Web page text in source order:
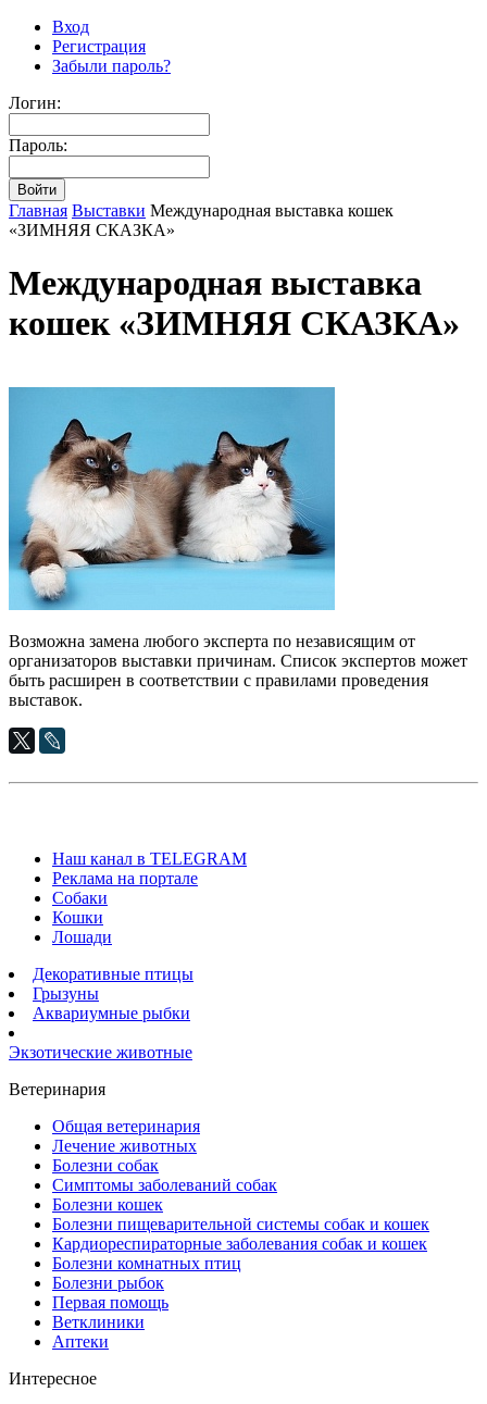
Вход
Регистрация
Забыли пароль?
Логин:
Пароль:
Главная Выставки Международная выставка кошек
«ЗИМНЯЯ СКАЗКА»
Международная выставка
кошек «ЗИМНЯЯ СКАЗКА»
Возможна замена любого эксперта по независящим от
организаторов выставки причинам. Список экспертов может
быть расширен в соответствии с правилами проведения
выставок.
Наш канал в TELEGRAM
Реклама на портале
Собаки
Кошки
Лошади
Декоративные птицы
Грызуны
Аквариумные рыбки
Экзотические животные
Ветеринария
Общая ветеринария
Лечение животных
Болезни собак
Симптомы заболеваний собак
Болезни кошек
Болезни пищеварительной системы собак и кошек
Кардиореспираторные заболевания собак и кошек
Болезни комнатных птиц
Болезни рыбок
Первая помощь
Ветклиники
Аптеки
Интересное